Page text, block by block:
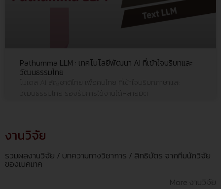
Pathumma LLM : เทคโนโลยีพัฒนา AI ที่เข้าใจบริบทและ
วัฒนธรรมไทย
โมเดล AI สัญชาติไทย เพื่อคนไทย ที่เข้าใจบริบทภาษาและ
งานวิจัย
รวมผลงานวิจัย / บทความทางวิชาการ / สิทธิบัตร จากทีมนักวิจัย
ของเนคเทค
More งานวิจัย